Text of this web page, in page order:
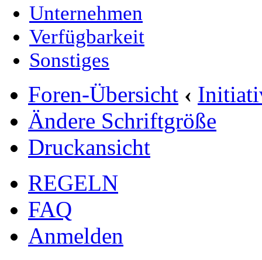
Unternehmen
Verfügbarkeit
Sonstiges
Foren-Übersicht ‹
Ändere Schriftgröße
Druckansicht
REGELN
FAQ
Anmelden